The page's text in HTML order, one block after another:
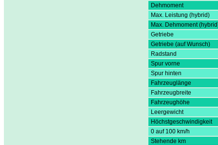
Dehmoment
Max. Leistung (hybrid)
Max. Dehmoment
Getriebe
Getriebe (auf Wunsch)
Radstand
Spur vorne
Spur hinten
Fahrzeuglänge
Fahrzeugbreite
Fahrzeughöhe
Leergewicht
Höchstgeschwindigkeit
0 auf 100 km/h
Stehende km